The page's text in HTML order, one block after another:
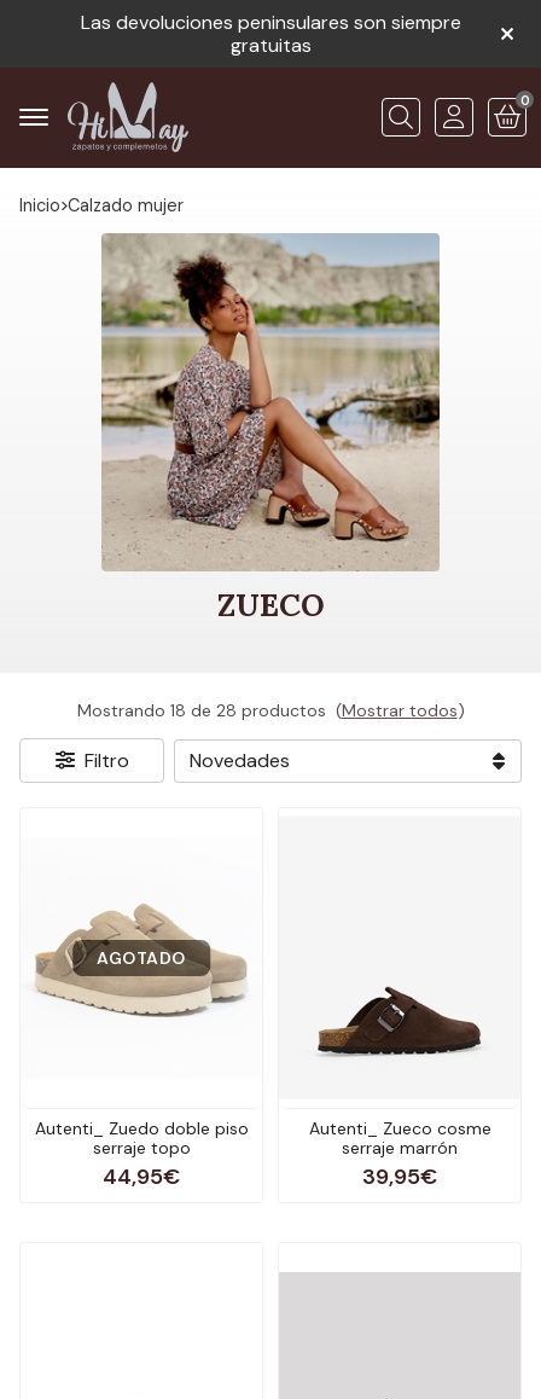
Las devoluciones peninsulares son siempre
gratuitas
Buscar
0
Inicio calzado mujer
ZUECO
Mostrando 18 de 28 productos (Mostrar todos)
Filtro
AGOTADO
Autenti_ Zuedo doble piso
serraje topo
44,95€
Autenti_ Zueco cosme
serraje marrón
39,95€